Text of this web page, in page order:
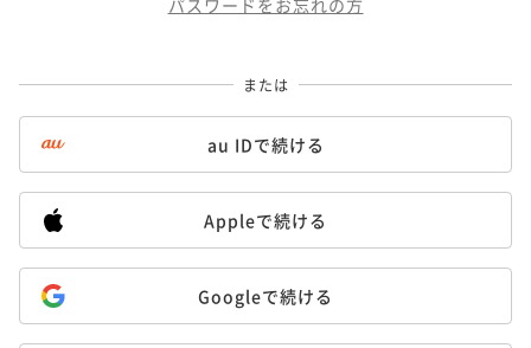
パスワードをお忘れの方
または
au IDで続ける
Appleで続ける
Googleで続ける